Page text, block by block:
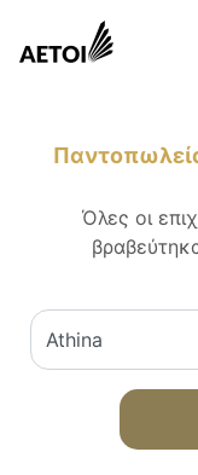
Όλες οι